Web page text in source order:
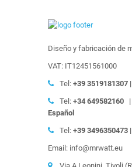
Diseño y fabricación de
VAT: IT12451561000
Tel: +39 3519181307
Tel: +34 649582160 |
Español
Tel: +39 3496350473
Email: info@mrwatt.eu